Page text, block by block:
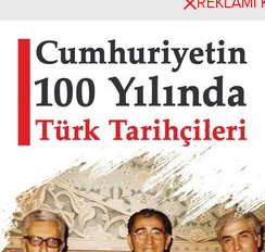
aracılığıyla siz yapabilirsiniz.
Anasayfa
Siyaset
Spor